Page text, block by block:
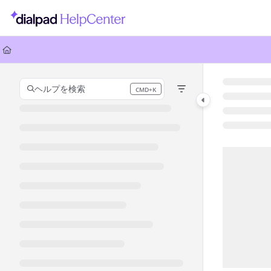
Documentation Index
Fetch the complete documentation index at:
Use this file to discover all available pages before exploring further.
ヘルプを検索 CMD+K
Press CMD+K to open search